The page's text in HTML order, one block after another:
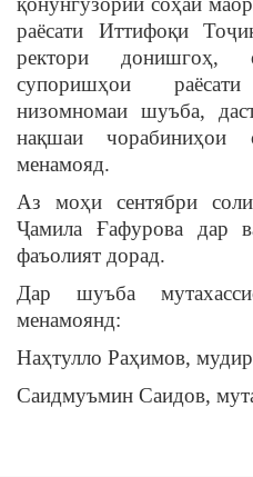
раёсати Иттифоқи
ректори донишгоҳ,
супоришҳои
низомномаи шуъба,
нақшаи чорабиниҳои
менамояд.
Аз моҳи сентябри
Ҷамила Ғафурова дар
фаъолият дорад.
Дар шуъба
менамоянд:
Наҳтулло Раҳимов,
Саидмуъмин Саидов,